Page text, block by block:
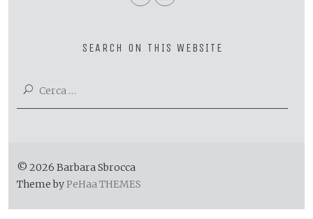
SEARCH ON THIS WEBSITE
Ricerca
© 2026 Barbara Sbrocca
Theme byPeHaa THEMES